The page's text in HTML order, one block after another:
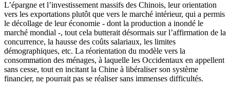
L’épargne et l’investissement massifs des Chinois, leur orientation
vers les exportations plutôt que vers le marché intérieur, qui a permis
le décollage de leur économie - dont la production a inondé le
marché mondial -, tout cela butterait désormais sur l’affirmation de la
concurrence, la hausse des coûts salariaux, les limites
démographiques, etc. La réorientation du modèle vers la
consommation des ménages, à laquelle les Occidentaux en appellent
sans cesse, tout en incitant la Chine à libéraliser son système
financier, ne pourrait pas se réaliser sans immenses difficultés.